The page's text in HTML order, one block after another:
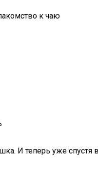
к чаю
И теперь уже